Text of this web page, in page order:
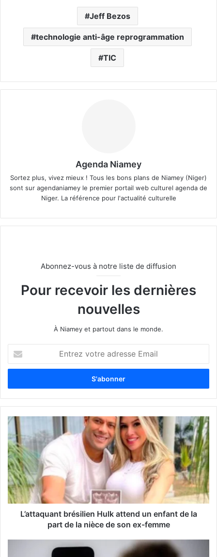
Jeff Bezos
technologie anti-âge reprogrammation
TIC
Agenda Niamey
Sortez plus, vivez mieux ! Tous les bons plans de Niamey (Niger)
sont sur agendaniamey le premier portail web culturel agenda de
Niger. La référence pour l'actualité culturelle
Abonnez-vous à notre liste de diffusion
Pour recevoir les dernières
nouvelles
À Niamey et partout dans le monde.
t
e
z
o
r
e
a
d
r
e
s
L’attaquant brésilien Hulk attend un enfant de la
part de la nièce de son ex-femme